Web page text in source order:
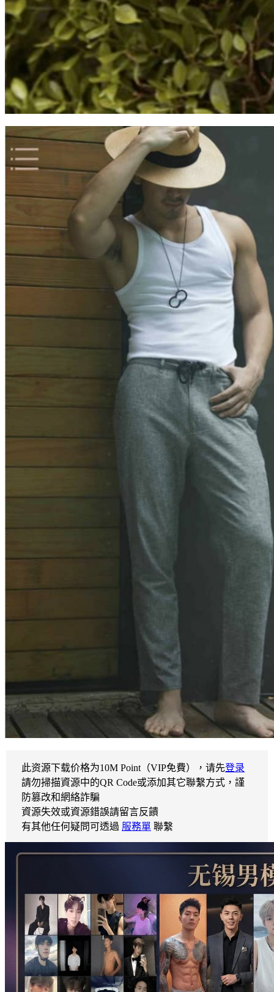
此资源下载价格为10M Point（VIP免費），请先登录
請勿掃描資源中的QR Code或添加其它聯繫方式，謹
防篡改和網絡詐騙
資源失效或資源錯誤請留言反饋
有其他任何疑問可透過 服務單 聯繫